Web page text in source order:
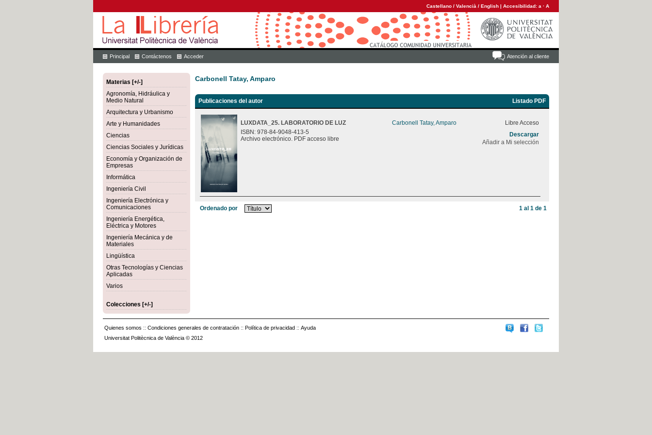
Castellano / Valencià / English | Accesibilidad: a · A
Atención al cliente
Principal Contáctenos Acceder
Materias [+/-]
Agronomía, Hidráulica y
Medio Natural
Arquitectura y Urbanismo
Arte y Humanidades
Ciencias
Ciencias Sociales y Jurídicas
Economía y Organización de
Empresas
Informática
Ingeniería Civil
Ingeniería Electrónica y
Comunicaciones
Ingeniería Energética,
Eléctrica y Motores
Ingeniería Mecánica y de
Materiales
Lingüística
Otras Tecnologías y Ciencias
Aplicadas
Varios
Colecciones [+/-]
Carbonell Tatay, Amparo
Publicaciones del autor Listado PDF
LUXDATA_25. LABORATORIO DE LUZ
ISBN: 978-84-9048-413-5
Archivo electrónico. PDF acceso libre
Carbonell Tatay, Amparo
Libre Acceso
Descargar
Añadir a Mi selección
Ordenado por 1 al 1 de 1
Quienes somos :: Condiciones generales de contratación :: Política de privacidad :: Ayuda
Universitat Politècnica de València © 2012